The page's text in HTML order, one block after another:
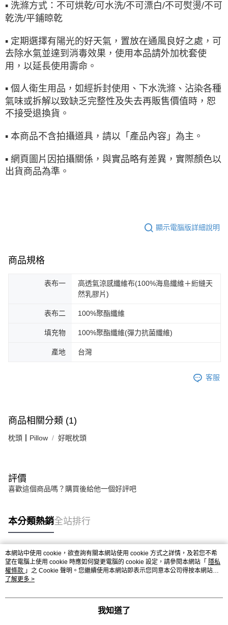
▪ 洗滌方式：不可烘乾/可水洗/不可漂白/不可熨燙/不可
乾洗/平鋪晾乾
▪ 定期選擇有陽光的好天氣，置放在通風良好之處，可
去除水氣並達到消毒效果，使用本品請外加枕套使
用，以延長使用壽命。
▪ 個人衛生用品，如經拆封使用、下水洗滌、沾染各種
氣味或拆解以致缺乏完整性及失去再販售價值時，恕
不接受退換貨。
▪ 本商品不含拍攝道具，請以「產品內容」為主。
▪ 網頁圖片因拍攝關係，與實品略有差異，實際顏色以
出貨商品為準。
顯示電腦版詳細說明
商品規格
表布一
高透氣涼感纖維布(100%海島纖維＋絎縫天
然乳膠片)
表布二 100%聚酯纖維
填充物 100%聚酯纖維(彈力抗菌纖維)
產地 台灣
客服
商品相關分類 (1)
枕頭┃Pillow 好眠枕頭
評價
喜歡這個商品嗎？購買後給他一個好評吧
本分類熱銷全站排行
熱門標籤
本網站中使用 cookie，欲查詢有關本網站使用 cookie 方式之詳情，及若您不希
望在電腦上使用 cookie 時應如何變更電腦的 cookie 設定，請參閱本網站「 隱私
權條款 」之 Cookie 聲明。您繼續使用本網站即表示您同意本公司得按本網站使
用條款之 Cookie 聲明使用 cookie。
了解更多 >
我知道了